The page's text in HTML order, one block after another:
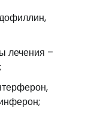
лечения –